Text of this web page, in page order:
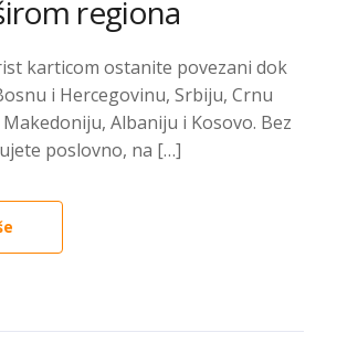
regiona
karticom ostanite povezani dok
i Hercegovinu, Srbiju, Crnu
Albaniju i Kosovo. Bez
poslovno, na […]